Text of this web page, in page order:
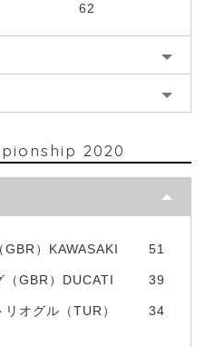
62
2020
）KAWASAKI 51
（GBR）DUCATI 39
オグル（TUR）
34